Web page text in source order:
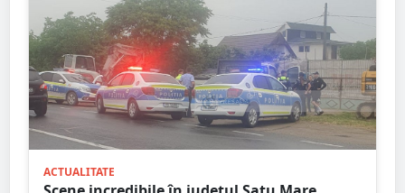
ACTUALITATE